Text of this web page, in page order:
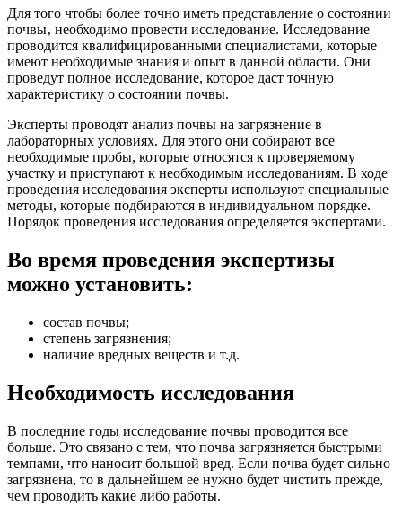
Для того чтобы более точно иметь представление о состоянии
почвы‚ необходимо провести исследование. Исследование
проводится квалифицированными специалистами, которые
имеют необходимые знания и опыт в данной области. Они
проведут полное исследование, которое даст точную
характеристику о состоянии почвы.
Эксперты проводят анализ почвы на загрязнение в
лабораторных условиях. Для этого они собирают все
необходимые пробы, которые относятся к проверяемому
участку и приступают к необходимым исследованиям. В ходе
проведения исследования эксперты используют специальные
методы, которые подбираются в индивидуальном порядке.
Порядок проведения исследования определяется экспертами.
Во время проведения экспертизы
можно установить:
состав почвы;
степень загрязнения;
наличие вредных веществ и т.д.
Необходимость исследования
В последние годы исследование почвы проводится все
больше. Это связано с тем, что почва загрязняется быстрыми
темпами, что наносит большой вред. Если почва будет сильно
загрязнена, то в дальнейшем ее нужно будет чистить прежде,
чем проводить какие либо работы.